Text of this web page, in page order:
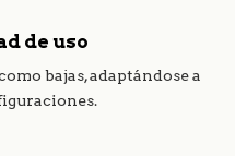
de uso
bajas, adaptándose a